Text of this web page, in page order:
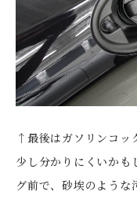
↑最後はガソリンコッ
少し分かりにくいかも
グ前で、砂埃のような